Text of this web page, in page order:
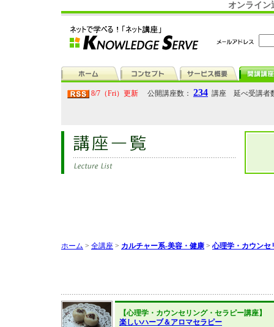
オンライン
8/7（Fri）更新 公開講座数： 234 講座 延べ受講者
ホーム > 全講座 > カルチャー系-美容・健康 >心理学・カウンセ
【心理学・カウンセリング・セラピー講座】
楽しいハーブ＆アロマセラピー